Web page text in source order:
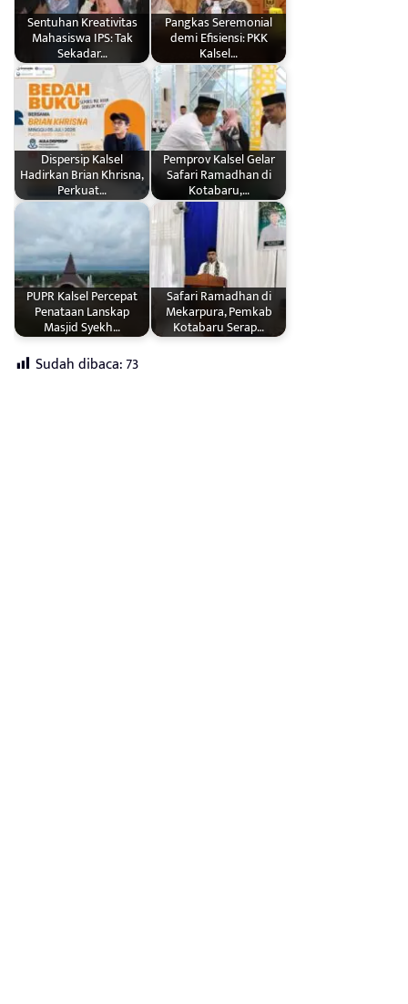
Sentuhan Kreativitas
Mahasiswa IPS: Tak
Sekadar…
Pangkas Seremonial
demi Efisiensi: PKK
Kalsel…
Dispersip Kalsel
Hadirkan Brian Khrisna,
Perkuat…
Pemprov Kalsel Gelar
Safari Ramadhan di
Kotabaru,…
PUPR Kalsel Percepat
Penataan Lanskap
Masjid Syekh…
Safari Ramadhan di
Mekarpura, Pemkab
Kotabaru Serap…
Sudah dibaca:73